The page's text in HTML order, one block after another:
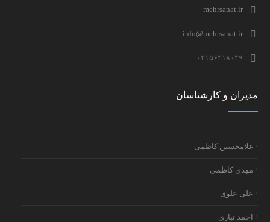
mehrsanat.ir
info@mehrsanat.ir
۰۲۱۵۶۴۱۸۰۴۹
مدیران و کارشناسان
غلامحسین کاظمی
مهدی کاظمی
علی علوی
احمد تباری